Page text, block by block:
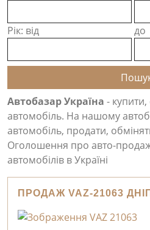
Рік: від до
Автобазар Україна -
автомобіль. На нашому
автомобіль, продати,
Оголошення про авто-
автомобілів в Україні
ПРОДАЖ VAZ-21063